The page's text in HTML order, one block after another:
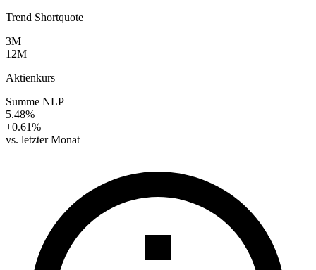
Trend Shortquote
3M
12M
Aktienkurs
Summe NLP
5.48%
+0.61%
vs. letzter Monat